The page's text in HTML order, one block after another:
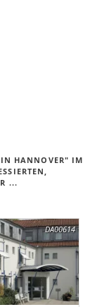
HANNOVER" IM
...
DA00614